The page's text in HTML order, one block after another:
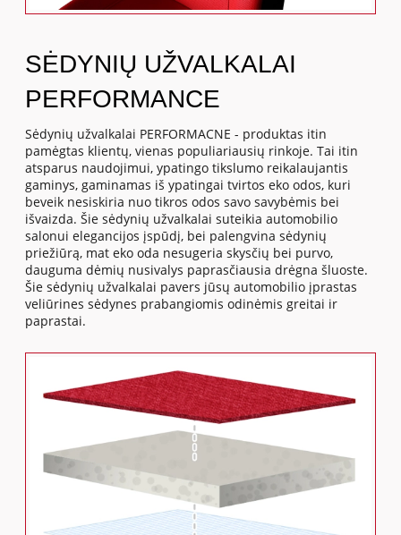
SĖDYNIŲ UŽVALKALAI
PERFORMANCE
Sėdynių užvalkalai PERFORMACNE - produktas itin
pamėgtas klientų, vienas populiariausių rinkoje. Tai itin
atsparus naudojimui, ypatingo tikslumo reikalaujantis
gaminys, gaminamas iš ypatingai tvirtos eko odos, kuri
beveik nesiskiria nuo tikros odos savo savybėmis bei
išvaizda. Šie sėdynių užvalkalai suteikia automobilio
salonui elegancijos įspūdį, bei palengvina sėdynių
priežiūrą, mat eko oda nesugeria skysčių bei purvo,
dauguma dėmių nusivalys paprasčiausia drėgna šluoste.
Šie sėdynių užvalkalai pavers jūsų automobilio įprastas
veliūrines sėdynes prabangiomis odinėmis greitai ir
paprastai.